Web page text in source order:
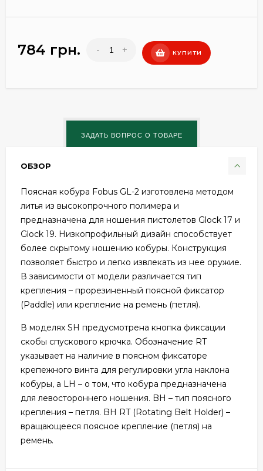
784 грн. - + КУПИТИ
ОБЗОР
Поясная кобура Fobus GL-2 изготовлена методом
литья из высокопрочного полимера и
предназначена для ношения пистолетов Glock 17 и
Glock 19. Низкопрофильный дизайн способствует
более скрытому ношению кобуры. Конструкция
позволяет быстро и легко извлекать из нее оружие.
В зависимости от модели различается тип
крепления – прорезиненный поясной фиксатор
(Paddle) или крепление на ремень (петля).
В моделях SH предусмотрена кнопка фиксации
скобы спускового крючка. Обозначение RT
указывает на наличие в поясном фиксаторе
крепежного винта для регулировки угла наклона
кобуры, а LH – о том, что кобура предназначена
для левостороннего ношения. BH – тип поясного
крепления – петля. BH RT (Rotating Belt Holder) –
вращающееся поясное крепление (петля) на
ремень.